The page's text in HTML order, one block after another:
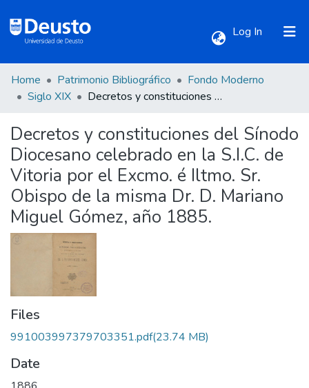
Log In (current)
Communities & Collections
All of DSpace
Statistics
Home Patrimonio Bibliográfico
Fondo Moderno
Siglo XIX
Decretos y constituciones del Sínodo Diocesano celebrado en la S.I.C. de Vitoria por el Excmo. é Iltmo. Sr. Obispo de la misma Dr. D. Mariano Miguel Gómez, año 1885.
Decretos y constituciones del Sínodo
Diocesano celebrado en la S.I.C. de
Vitoria por el Excmo. é Iltmo. Sr.
Obispo de la misma Dr. D. Mariano
Miguel Gómez, año 1885.
Files
991003997379703351.pdf(23.74 MB)
Date